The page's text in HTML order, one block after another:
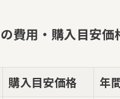
費用・購入目安価
購入目安価格
年